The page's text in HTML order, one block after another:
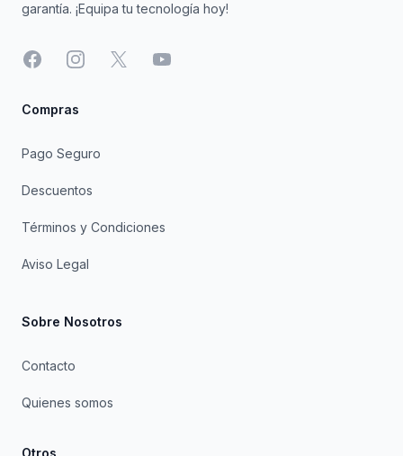
garantía. ¡Equipa tu tecnología hoy!
FacebookInstagram
X YouTube
Compras
Pago Seguro
Descuentos
Términos y Condiciones
Aviso Legal
Sobre Nosotros
Contacto
Quienes somos
Otros